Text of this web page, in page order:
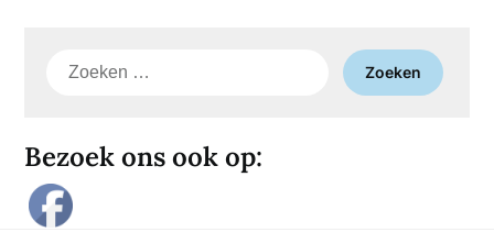
Zoeken
Bezoek ons ook op: